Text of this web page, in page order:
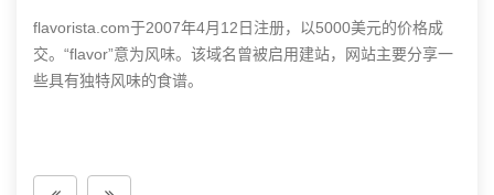
flavorista.com于2007年4月12日注册，以5000美元的价格成
交。“flavor”意为风味。该域名曾被启用建站，网站主要分享一
些具有独特风味的食谱。